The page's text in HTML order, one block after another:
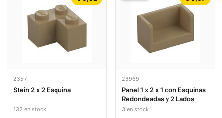
2357
Stein 2 x 2 Esquina
132 en stock
23969
Panel 1 x 2 x 1 con Esquinas
Redondeadas y 2 Lados
3 en stock